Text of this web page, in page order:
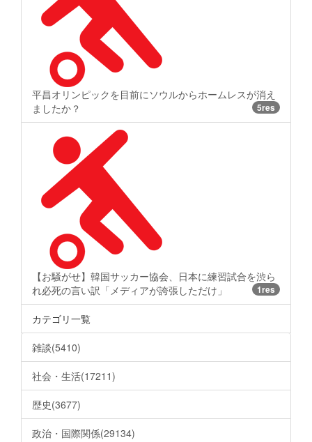
平昌オリンピックを目前にソウルからホームレスが消え
ましたか？
5res
【お騒がせ】韓国サッカー協会、日本に練習試合を渋ら
れ必死の言い訳「メディアが誇張しただけ」
1res
カテゴリ一覧
雑談(5410)
社会・生活(17211)
歴史(3677)
政治・国際関係(29134)